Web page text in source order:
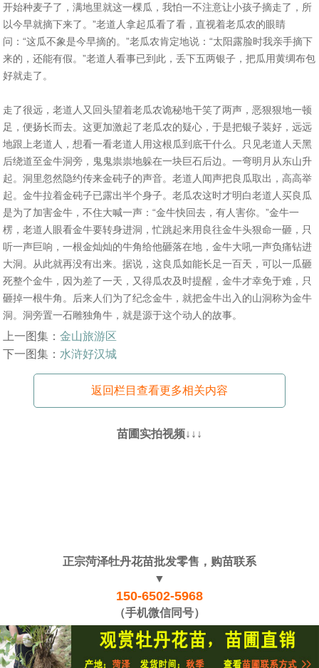
开始种麦子了，满地里就这一棵瓜，我怕一不注意让小孩子摘走了，所
以今早就摘下来了。”老道人拿起瓜看了看，直视着老瓜农的眼睛
问：“这瓜不象是今早摘的。”老瓜农肯定地说：“太阳露脸时我亲手摘下
来的，还能有假。”老道人看事已到此，丢下五两银子，把瓜用黄绸布包
好就走了。
走了很远，老道人又回头望着老瓜农诡秘地干笑了两声，恶狠狠地一顿
足，便扬长而去。这更加激起了老瓜农的疑心，于是把银子装好，远远
地跟上老道人，想看一看老道人用这根瓜到底干什么。只见老道人天黑
后绕道至金牛洞旁，鬼鬼祟祟地躲在一块巨石后边。一弯明月从东山升
起。洞里忽然隐约传来金砘子的声音。老道人闻声把良瓜取出，高高举
起。金牛拉着金砘子已露出半个身子。老瓜农这时才明白老道人买良瓜
是为了加害金牛，不住大喊一声：“金牛快回去，有人害你。”金牛一
楞，老道人眼看金牛要转身进洞，忙跳起来用良往金牛头狠命一砸，只
听一声巨响，一根金灿灿的牛角给他砸落在地，金牛大吼一声负痛钻进
大洞。从此就再没有出来。据说，这良瓜如能长足一百天，可以一瓜砸
死整个金牛，因为差了一天，又得瓜农及时提醒，金牛才幸免于难，只
砸掉一根牛角。后来人们为了纪念金牛，就把金牛出入的山洞称为金牛
洞。洞旁置一石雕独角牛，就是源于这个动人的故事。
上一图集：金山旅游区
下一图集： 水浒好汉城
返回栏目查看更多相关内容
苗圃实拍视频↓↓↓
正宗菏泽牡丹花苗批发零售，购苗联系
▼
150-6502-5968
（手机微信同号）